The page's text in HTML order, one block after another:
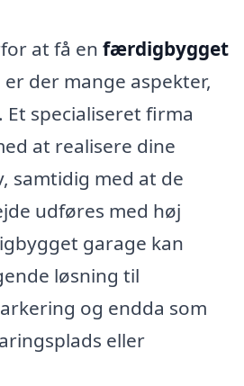
at få en færdigbygget
er der mange aspekter,
Et specialiseret firma
at realisere dine
samtidig med at de
udføres med høj
garage kan
løsning til
og endda som
eller